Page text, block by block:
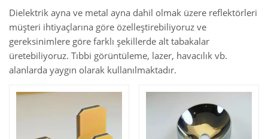
Dielektrik ayna ve metal ayna dahil olmak üzere reflektörleri
müşteri ihtiyaçlarına göre özelleştirebiliyoruz ve
gereksinimlere göre farklı şekillerde alt tabakalar
üretebiliyoruz. Tıbbi görüntüleme, lazer, havacılık vb.
alanlarda yaygın olarak kullanılmaktadır.